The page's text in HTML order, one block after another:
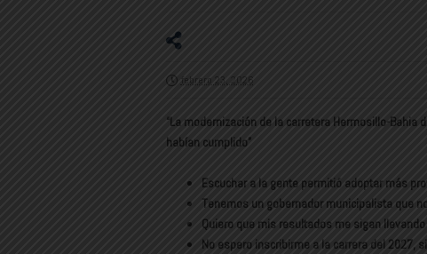
febrero 23, 2026
“La modernización de la carretera Hermosillo-
habían cumplido”
Escuchar a la gente permitió adoptar más
Tenemos un gobernador municipalista que
Quiero que mis resultados me sigan
No espero inscribirme a la carrera del 2027,